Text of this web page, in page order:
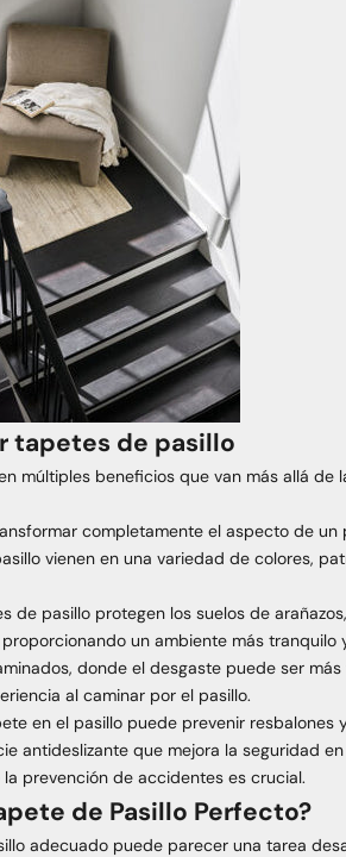
tapetes de pasillo
múltiples beneficios que van más allá
completamente el aspecto de
vienen en una variedad de colores,
de pasillo protegen los suelos de
un ambiente más
donde el desgaste puede ser
al caminar por el pasillo.
en el pasillo puede prevenir resbalones
antideslizante que mejora la seguridad
prevención de accidentes es crucial.
de Pasillo Perfecto?
adecuado puede parecer una tarea